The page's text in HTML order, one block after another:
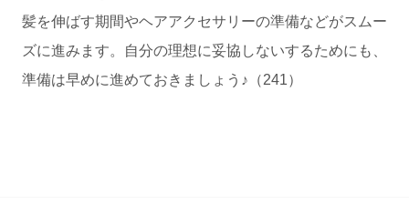
髪を伸ばす期間やヘアアクセサリーの準備などがスムー
ズに進みます。自分の理想に妥協しないするためにも、
準備は早めに進めておきましょう♪（241）